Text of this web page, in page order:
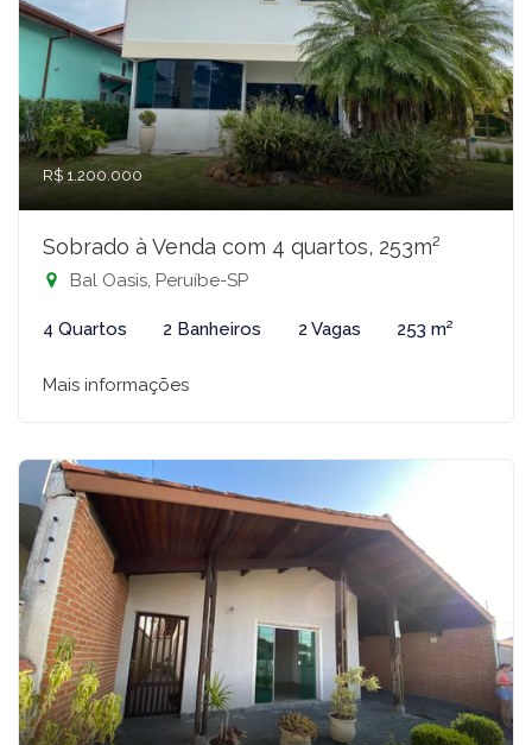
R$ 1.200.000
Sobrado à Venda com 4 quartos, 253m²
Bal Oasis, Peruíbe-SP
4 Quartos 2 Banheiros 2 Vagas 253 m²
Mais informações